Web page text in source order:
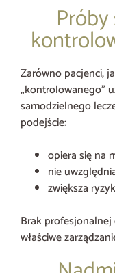
Zarówno pacjenci,
„kontrolowanego”
samodzielnego
podejście:
opiera się na
nie
zwiększa
Brak
właściwe